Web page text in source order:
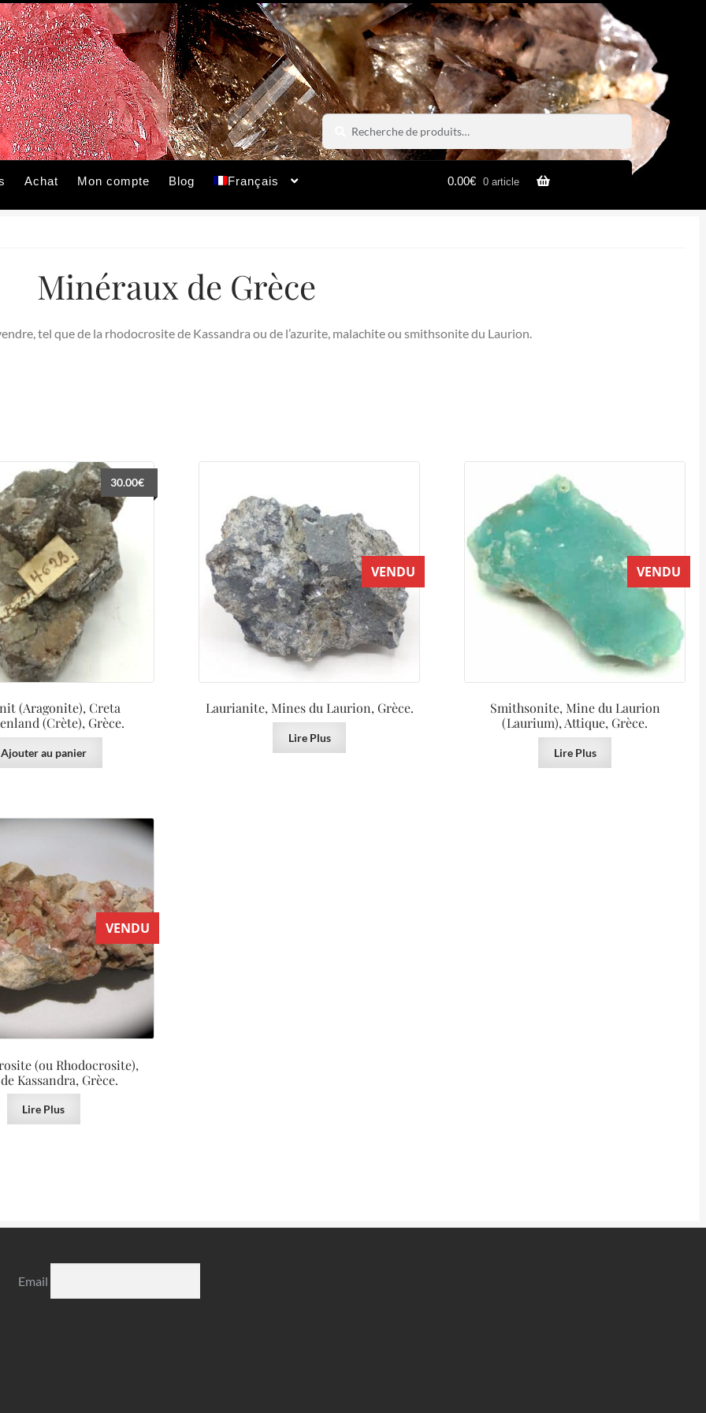
Recherche
pour :
Recherche
Achat Mon compte Blog Français 0.00€ 0 article
Minéraux de Grèce
tel que de la rhodocrosite de Kassandra ou de l’azurite, malachite ou smithsonite du Laurion.
(Aragonite), Creta
(Crète), Grèce.
30.00€
Ajouter au panier
VENDU
Laurianite, Mines du Laurion, Grèce.
Lire Plus
VENDU
Smithsonite, Mine du Laurion
(Laurium), Attique, Grèce.
Lire Plus
VENDU
(ou Rhodocrosite),
Kassandra, Grèce.
Lire Plus
Email